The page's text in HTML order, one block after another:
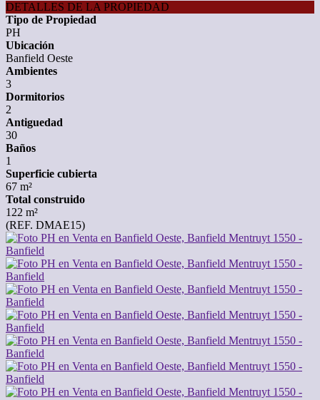
DETALLES DE LA PROPIEDAD
Tipo de Propiedad
PH
Ubicación
Banfield Oeste
Ambientes
3
Dormitorios
2
Antiguedad
30
Baños
1
Superficie cubierta
67 m²
Total construido
122 m²
(REF. DMAE15)